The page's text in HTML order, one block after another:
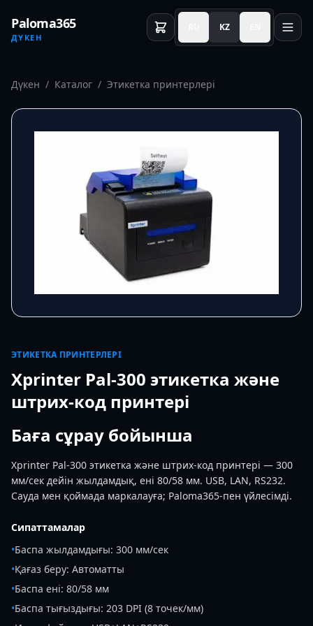
Paloma365
ДҮКЕН
KZ
Дүкен / Каталог / Этикетка принтерлері
ЭТИКЕТКА ПРИНТЕРЛЕРІ
Xprinter Pal-300 этикетка және
штрих-код принтері
Баға сұрау бойынша
Xprinter Pal-300 этикетка және штрих-код принтері — 300
мм/сек дейін жылдамдық, ені 80/58 мм. USB, LAN, RS232.
Сауда мен қоймада маркалауға; Paloma365-пен үйлесімді.
Сипаттамалар
•Баспа жылдамдығы: 300 мм/сек
•Қағаз беру: Автоматты
•Баспа ені: 80/58 мм
•Баспа тығыздығы: 203 DPI (8 точек/мм)